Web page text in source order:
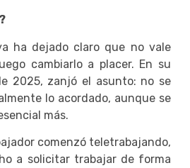
ha dejado claro que no vale
cambiarlo a placer. En su
2025, zanjó el asunto: no se
lo acordado, aunque se
más.
comenzó teletrabajando,
a solicitar trabajar de forma